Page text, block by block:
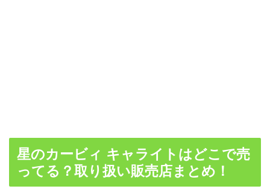
星のカービィ キャライトはどこで売
ってる？取り扱い販売店まとめ！